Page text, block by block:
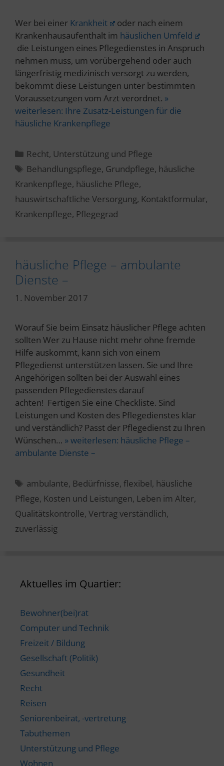
Wer bei einer Krankheit
oder nach einem
Krankenhausaufenthalt im häuslichen Umfeld
die Leistungen eines Pflegedienstes in Anspruch
nehmen muss, um vorübergehend oder auch
längerfristig medizinisch versorgt zu werden,
bekommt diese Leistungen unter bestimmten
Voraussetzungen vom Arzt verordnet. »
weiterlesen: Ihre Zusatz-Leistungen für die
häusliche Krankenpflege
Kategorien
Recht, Unterstützung und Pflege
Schlagwörter
Behandlungspflege, Grundpflege, häusliche
Krankenpflege, häusliche Pflege,
hauswirtschaftliche Versorgung, Kontaktformular,
Krankenpflege, Pflegegrad
häusliche Pflege – ambulante
Dienste –
1. November 2017
Worauf Sie beim Einsatz häuslicher Pflege achten
sollten Wer zu Hause nicht mehr ohne fremde
Hilfe auskommt, kann sich von einem
Pflegedienst unterstützen lassen. Sie und Ihre
Angehörigen sollten bei der Auswahl eines
passenden Pflegedienstes darauf
achten! Fertigen Sie eine Checkliste. Sind
Leistungen und Kosten des Pflegedienstes klar
und verständlich? Passt der Pflegedienst zu Ihren
Wünschen… » weiterlesen: häusliche Pflege –
ambulante Dienste –
Schlagwörter
ambulante, Bedürfnisse,flexibel, häusliche
Pflege, Kosten und Leistungen, Leben im Alter,
Qualitätskontrolle, Vertrag verständlich,
zuverlässig
Aktuelles im Quartier:
Bewohner(bei)rat
Computer und Technik
Freizeit / Bildung
Gesellschaft (Politik)
Gesundheit
Recht
Reisen
Seniorenbeirat, -vertretung
Tabuthemen
Unterstützung und Pflege
Wohnen